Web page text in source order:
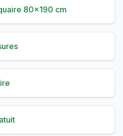
80×190 cm